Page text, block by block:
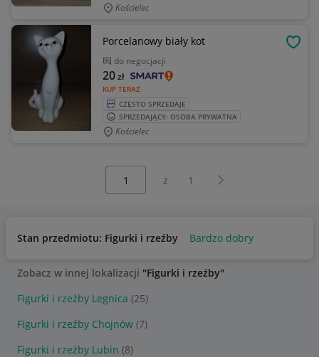
Kościelec
Porcelanowy biały kot
do negocjacji
KUP TERAZ
20zł
CZĘSTO SPRZEDAJE
SPRZEDAJĄCY: OSOBA PRYWATNA
Kościelec
z 1 Następna strona
Stan przedmiotu: Figurki i rzeźby Bardzo dobry
Zobacz w innej lokalizacji "Figurki i rzeźby"
Figurki i rzeźby Legnica (25)
Figurki i rzeźby Chojnów (7)
Figurki i rzeźby Lubin (8)